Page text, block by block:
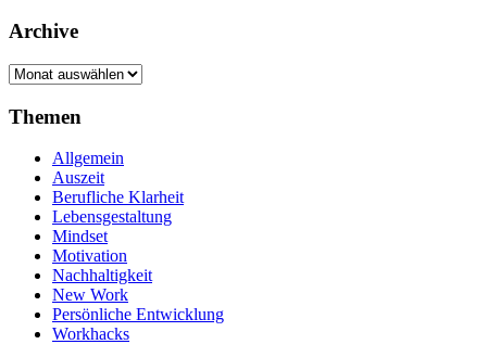
Archive
Archive
Themen
Allgemein
Auszeit
Berufliche Klarheit
Lebensgestaltung
Mindset
Motivation
Nachhaltigkeit
New Work
Persönliche Entwicklung
Workhacks